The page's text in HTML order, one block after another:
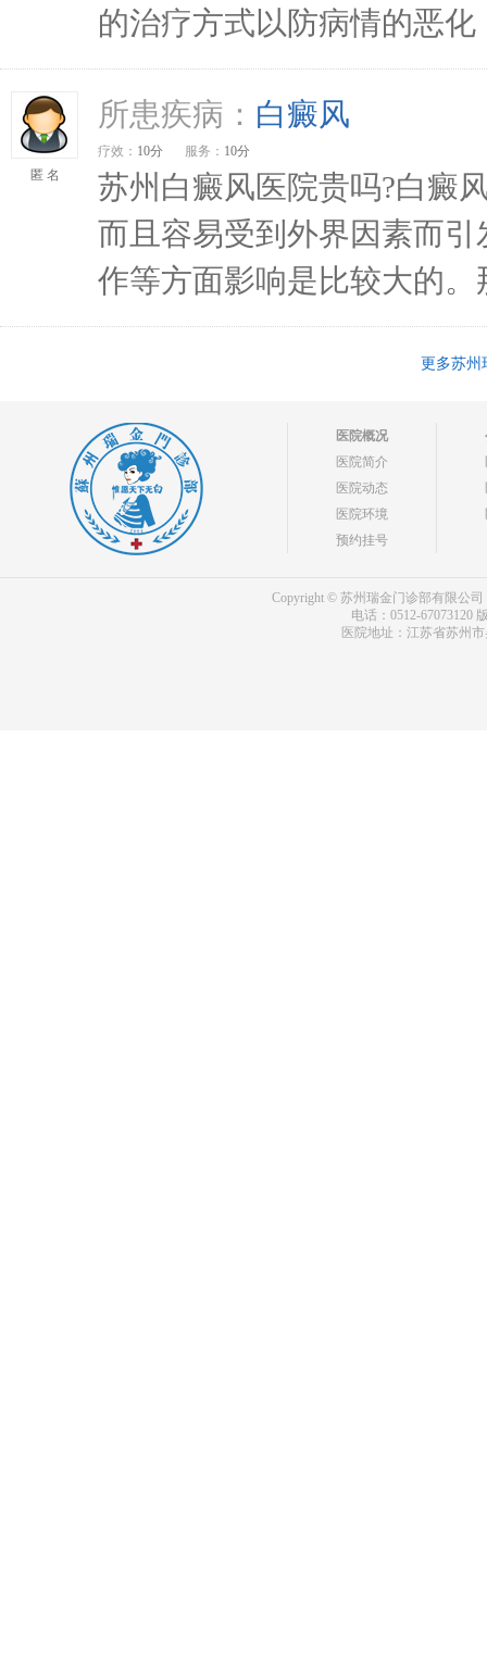
的治疗方式以防病情的恶
匿 名
所患疾病： 白癜风
疗效： 10分 服务： 10分
苏州白癜风医院贵吗?白癜
而且容易受到外界因素而
作等方面影响是比较大的。
更多苏州
医院概况
医院简介
医院动态
医院环境
预约挂号
Copyright © 苏州瑞金门诊部有限公司
电话：0512-67073120
医院地址：江苏省苏州